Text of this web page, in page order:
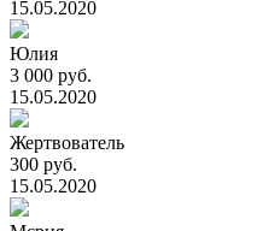
15.05.2020
Юлия
3 000 руб.
15.05.2020
Жертвователь
300 руб.
15.05.2020